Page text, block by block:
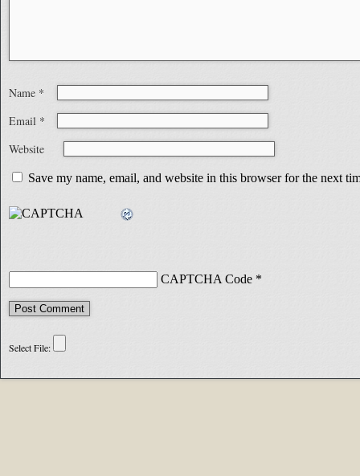
Name *
Email *
Website
Save my name, email, and website in this browser for the next
CAPTCHA Code *